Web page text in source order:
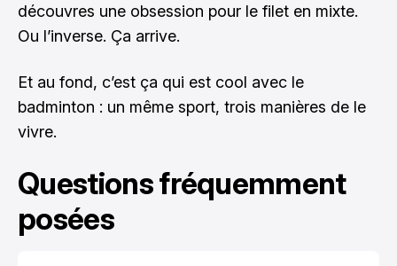
découvres une obsession pour le filet en mixte.
Ou l’inverse. Ça arrive.
Et au fond, c’est ça qui est cool avec le
badminton : un même sport, trois manières de le
vivre.
Questions fréquemment
posées